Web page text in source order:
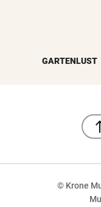
GARTENLUST
© Krone